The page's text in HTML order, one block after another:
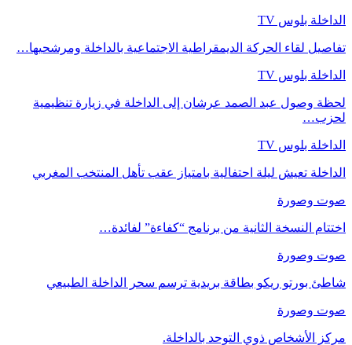
الداخلة بلوس TV
تفاصيل لقاء الحركة الديمقراطية الاجتماعية بالداخلة ومرشحيها…
الداخلة بلوس TV
لحظة وصول عبد الصمد عرشان إلى الداخلة في زيارة تنظيمية
لحزب…
الداخلة بلوس TV
الداخلة تعيش ليلة احتفالية بامتياز عقب تأهل المنتخب المغربي
صوت وصورة
اختتام النسخة الثانية من برنامج “كفاءة” لفائدة…
صوت وصورة
شاطئ بورتو ريكو بطاقة بريدية ترسم سحر الداخلة الطبيعي
صوت وصورة
مركز الأشخاص ذوي التوحد بالداخلة.